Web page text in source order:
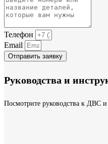
Телефон
Email
Отправить заявку
Руководства и
Посмотрите руководства к ДВС